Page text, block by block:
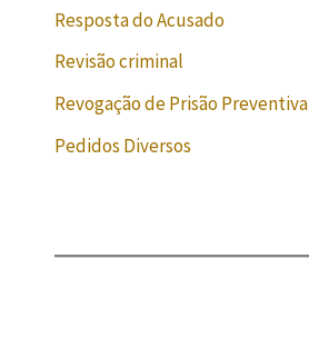
Resposta do Acusado
Revisão criminal
Revogação de Prisão Preventiva
Pedidos Diversos